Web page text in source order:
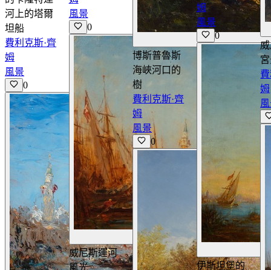
河上的塔爾
坦船
費利克斯·齊
姆
風景
0
風景
0
查看詳情
威尼斯運河
風光
博斯普魯斯
海峽河口的
樹
費利克斯·齊
姆
風景
0
姆
風景
0
伊斯坦堡的
姆